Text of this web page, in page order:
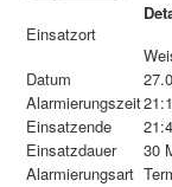
Einsatzort
Datum
Alarmierungszeit
Einsatzende
Einsatzdauer
30
Alarmierungsart